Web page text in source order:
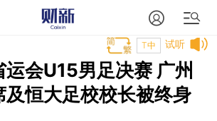
试听
T中
会U15男足决赛 广州
及恒大足校校长被终身